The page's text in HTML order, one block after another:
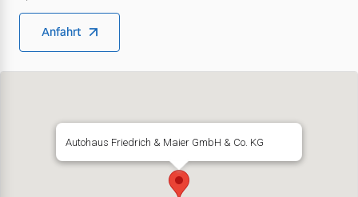
Anfahrt
Autohaus Friedrich & Maier GmbH & Co. KG